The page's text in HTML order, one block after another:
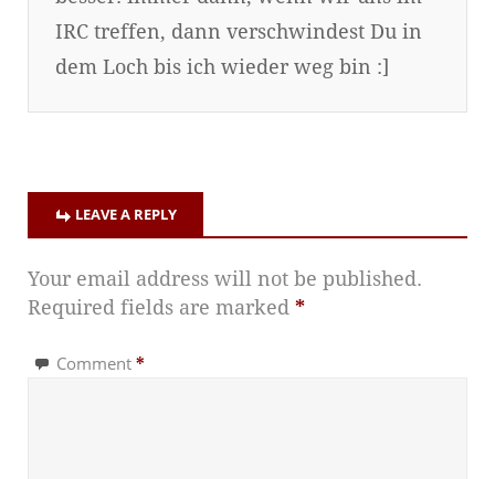
IRC treffen, dann verschwindest Du in
dem Loch bis ich wieder weg bin :]
LEAVE A REPLY
Your email address will not be published.
Required fields are marked *
Comment *